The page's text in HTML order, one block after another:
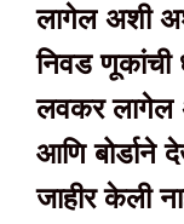
लागेल अशी
निवड
लवकर लागेल
आणि बोर्डाने
जाहीर केली